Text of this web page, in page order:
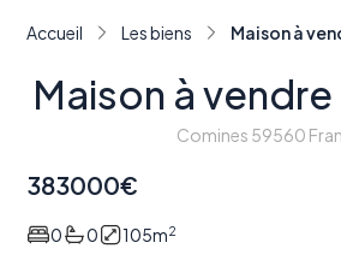
Accueil Les biens Maison à
Maison à
Comines 59560
383000€
0 0 105m2